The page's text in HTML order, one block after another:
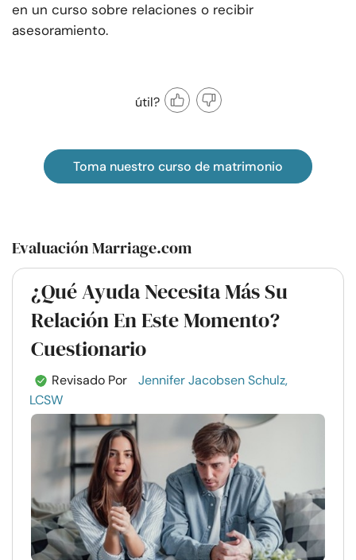
en un curso sobre relaciones o recibir
asesoramiento.
útil?
Toma nuestro curso de matrimonio
Evaluación Marriage.com
¿Qué Ayuda Necesita Más Su
Relación En Este Momento?
Cuestionario
Revisado Por
Jennifer Jacobsen Schulz,
LCSW